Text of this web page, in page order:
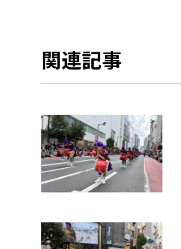
関連記事